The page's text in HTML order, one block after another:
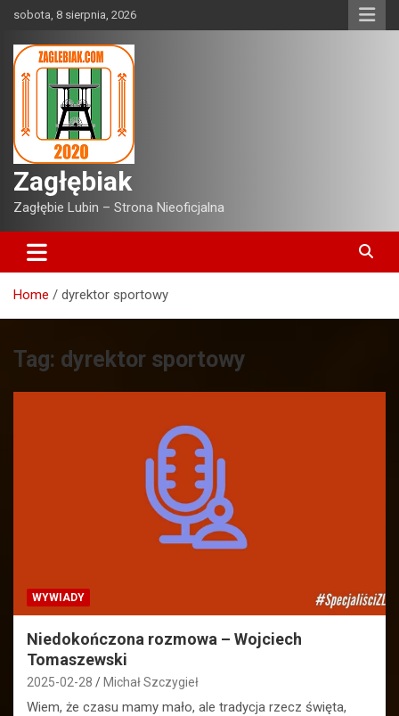
content
sobota, 8 sierpnia, 2026
Zagłębiak
Zagłębie Lubin – Strona Nieoficjalna
Home dyrektor sportowy
Tag: dyrektor sportowy
WYWIADY
Niedokończona rozmowa – Wojciech
Tomaszewski
2025-02-28 Michał Szczygieł
Wiem, że czasu mamy mało, ale tradycja rzecz święta,